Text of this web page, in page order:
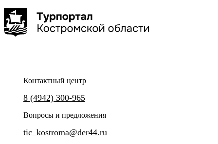
ферму.
Контактный центр
8 (4942) 300-965
Вопросы и предложения
tic_kostroma@der44.ru